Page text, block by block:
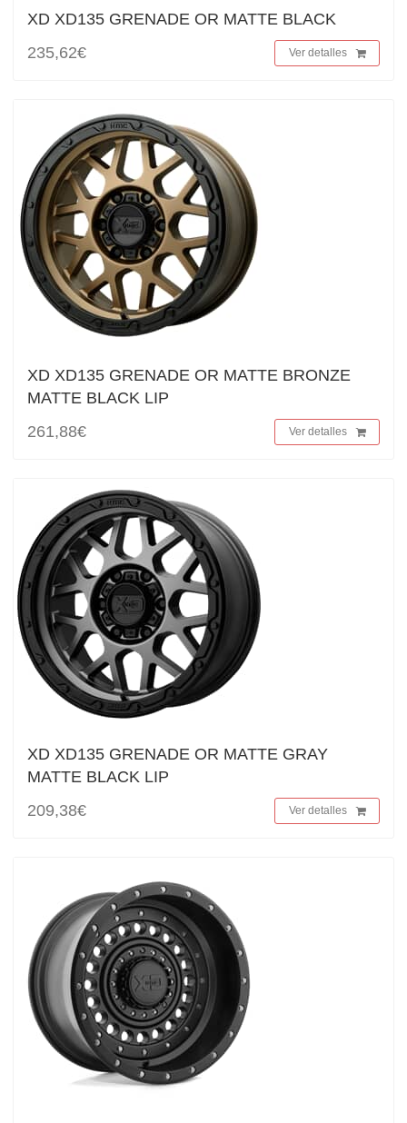
XD XD135 GRENADE OR MATTE BLACK
235,62€
Ver detalles
XD XD135 GRENADE OR MATTE BRONZE
MATTE BLACK LIP
261,88€
Ver detalles
XD XD135 GRENADE OR MATTE GRAY
MATTE BLACK LIP
209,38€
Ver detalles